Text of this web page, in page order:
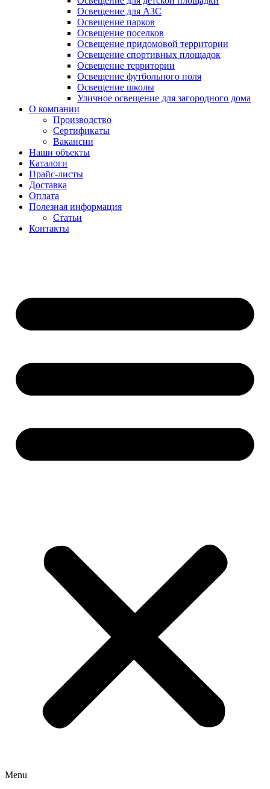
Освещение для АЗС
Освещение парков
Освещение поселков
Освещение придомовой территории
Освещение спортивных площадок
Освещение территории
Освещение футбольного поля
Освещение школы
Уличное освещение для загородного дома
О компании
Производство
Сертификаты
Вакансии
Наши объекты
Каталоги
Прайс-листы
Доставка
Оплата
Полезная информация
Статьи
Контакты
Menu